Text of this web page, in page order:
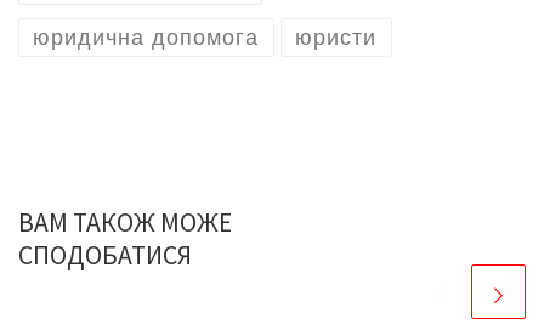
юридична допомога юристи
ВАМ ТАКОЖ МОЖЕ
СПОДОБАТИСЯ